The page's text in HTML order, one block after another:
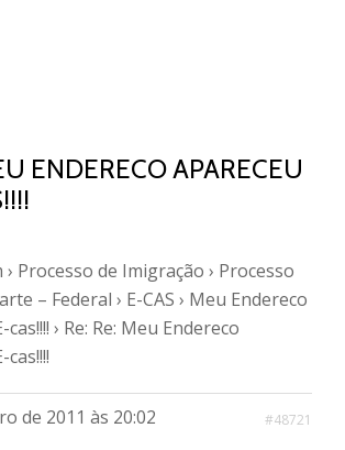
ENDERECO APARECEU
› Processo de Imigração › Processo
– Federal › E-CAS › Meu Endereco
› Re: Re: Meu Endereco
de 2011 às 20:02 #48721